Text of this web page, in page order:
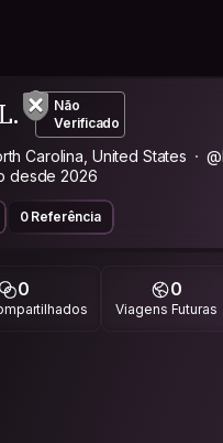
Não
Verificado
Carolina, United States
desde 2026
0 Referência
0 0
Viagens Futuras